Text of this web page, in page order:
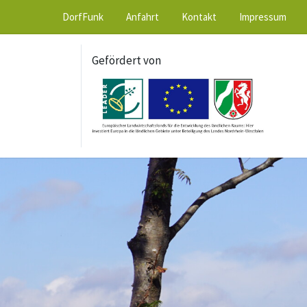
DorfFunk Anfahrt Kontakt Impressum
Gefördert von